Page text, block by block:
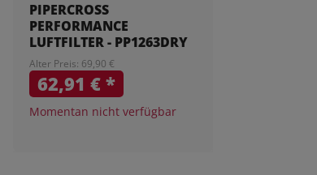
PIPERCROSS
PERFORMANCE
LUFTFILTER - PP1263DRY
Alter Preis: 69,90 €
62,91 €*
Momentan nicht verfügbar